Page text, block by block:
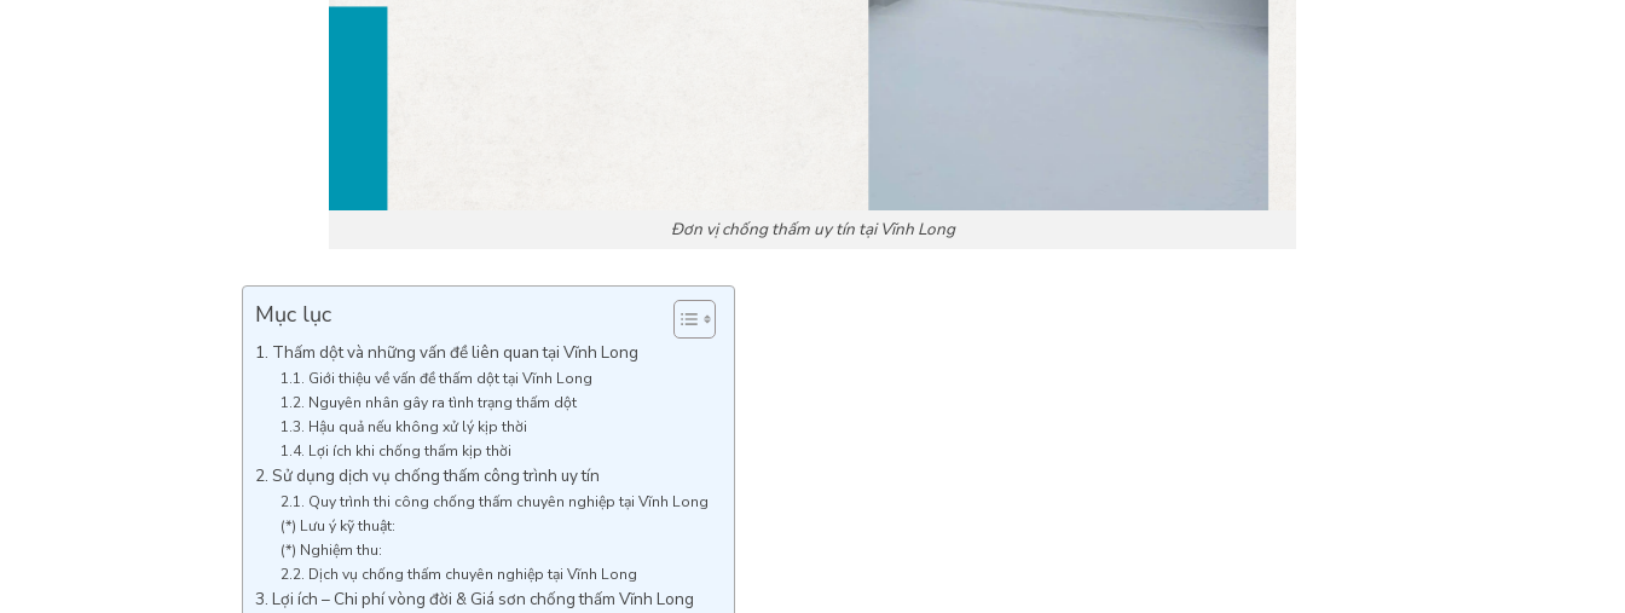
Đơn vị chống thấm uy tín tại Vĩnh Long
Mục lục
1. Thấm dột và những vấn đề liên quan tại Vĩnh Long
1.1. Giới thiệu về vấn đề thấm dột tại Vĩnh Long
1.2. Nguyên nhân gây ra tình trạng thấm dột
1.3. Hậu quả nếu không xử lý kịp thời
1.4. Lợi ích khi chống thấm kịp thời
2. Sử dụng dịch vụ chống thấm công trình uy tín
2.1. Quy trình thi công chống thấm chuyên nghiệp tại Vĩnh Long
(*) Lưu ý kỹ thuật:
(*) Nghiệm thu:
2.2. Dịch vụ chống thấm chuyên nghiệp tại Vĩnh Long
3. Lợi ích – Chi phí vòng đời & Giá sơn chống thấm Vĩnh Long